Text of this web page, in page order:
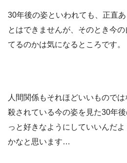
30年後の姿といわれても、正直
とはできませんが、そのとき今
てるのかは気になるところです。
人間関係もそれほどいいもので
殺されている今の姿を見た30年
っと好きなようにしていいんだ
かなと思います…